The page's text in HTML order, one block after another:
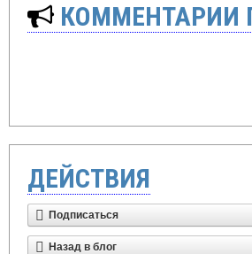
КОММЕНТАРИИ
ДЕЙСТВИЯ
Подписаться
Назад в блог